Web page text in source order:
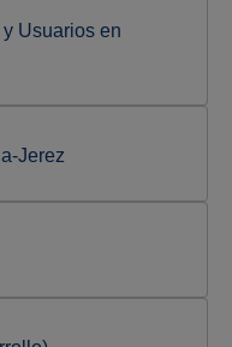
Usuarios en
Jerez